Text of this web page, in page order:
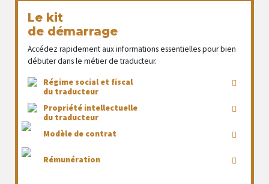
Le kit
de démarrage
Accédez rapidement aux informations essentielles pour bien
débuter dans le métier de traducteur.
Régime social et fiscal
du traducteur
Propriété intellectuelle
du traducteur
Modèle de contrat
Rémunération